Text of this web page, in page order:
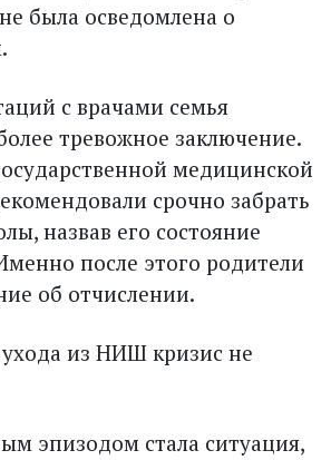
была осведомлена о
с врачами семья
тревожное заключение.
медицинской
срочно забрать
назвав его состояние
после этого родители
об отчислении.
из НИШ кризис не
эпизодом стала ситуация,